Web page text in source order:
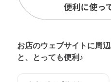
お店のウェブサイトに周
と、とっても便利♪